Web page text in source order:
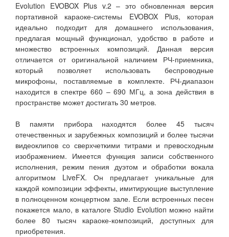
Evolution EVOBOX Plus v.2 – это обновленная версия
портативной караоке-системы EVOBOX Plus, которая
идеально подходит для домашнего использования,
предлагая мощный функционал, удобство в работе и
множество встроенных композиций. Данная версия
отличается от оригинальной наличием РЧ-приемника,
который позволяет использовать беспроводные
микрофоны, поставляемые в комплекте. РЧ-диапазон
находится в спектре 660 – 690 МГц, а зона действия в
пространстве может достигать 30 метров.
В памяти прибора находятся более 45 тысяч
отечественных и зарубежных композиций и более тысячи
видеоклипов со сверхчеткими титрами и превосходным
изображением. Имеется функция записи собственного
исполнения, режим пения дуэтом и обработки вокала
алгоритмом LiveFX. Он предлагает уникальные для
каждой композиции эффекты, имитирующие выступление
в полноценном концертном зале. Если встроенных песен
покажется мало, в каталоге Studio Evolution можно найти
более 80 тысяч караоке-композиций, доступных для
приобретения.